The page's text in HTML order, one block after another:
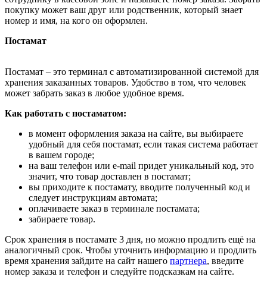
покупку может ваш друг или родственник, который знает
номер и имя, на кого он оформлен.
Постамат
Постамат – это терминал с автоматизированной системой для
хранения заказанных товаров. Удобство в том, что человек
может забрать заказ в любое удобное время.
Как работать с постаматом:
в момент оформления заказа на сайте, вы выбираете
удобный для себя постамат, если такая система работает
в вашем городе;
на ваш телефон или e-mail придет уникальный код, это
значит, что товар доставлен в постамат;
вы приходите к постамату, вводите полученный код и
следует инструкциям автомата;
оплачиваете заказ в терминале постамата;
забираете товар.
Срок хранения в постамате 3 дня, но можно продлить ещё на
аналогичный срок. Чтобы уточнить информацию и продлить
время хранения зайдите на сайт нашего партнера, введите
номер заказа и телефон и следуйте подсказкам на сайте.